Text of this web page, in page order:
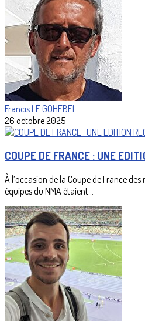
Francis LE GOHEBEL
26 octobre 2025
COUPE DE FRANCE : UNE
À l’occasion de la Coupe de France
équipes du NMA étaient...